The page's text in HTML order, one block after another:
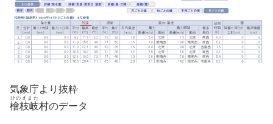
気象庁より抜粋
檜枝岐
ひのえまた
村のデータ